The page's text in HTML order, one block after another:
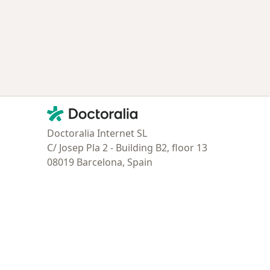
Contacto
Doctoralia - Página de inicio
Doctoralia Internet SL
C/ Josep Pla 2 - Building B2, floor 13
08019 Barcelona, Spain